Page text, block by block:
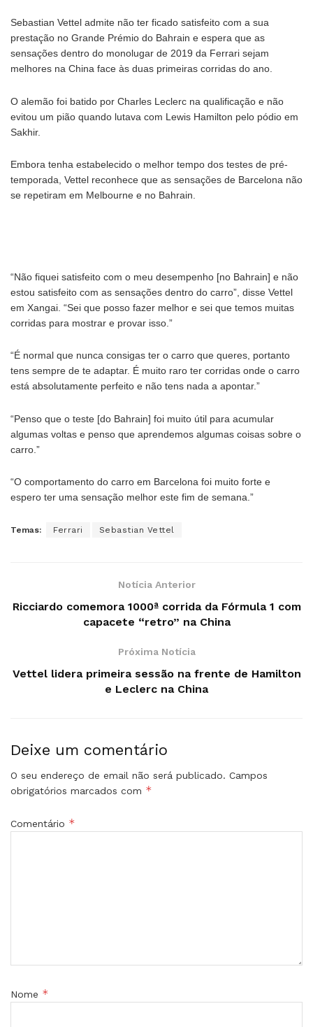
Sebastian Vettel admite não ter ficado satisfeito com a sua
prestação no Grande Prémio do Bahrain e espera que as
sensações dentro do monolugar de 2019 da Ferrari sejam
melhores na China face às duas primeiras corridas do ano.
O alemão foi batido por Charles Leclerc na qualificação e não
evitou um pião quando lutava com Lewis Hamilton pelo pódio em
Sakhir.
Embora tenha estabelecido o melhor tempo dos testes de pré-
temporada, Vettel reconhece que as sensações de Barcelona não
se repetiram em Melbourne e no Bahrain.
“Não fiquei satisfeito com o meu desempenho [no Bahrain] e não
estou satisfeito com as sensações dentro do carro”, disse Vettel
em Xangai. “Sei que posso fazer melhor e sei que temos muitas
corridas para mostrar e provar isso.”
“É normal que nunca consigas ter o carro que queres, portanto
tens sempre de te adaptar. É muito raro ter corridas onde o carro
está absolutamente perfeito e não tens nada a apontar.”
“Penso que o teste [do Bahrain] foi muito útil para acumular
algumas voltas e penso que aprendemos algumas coisas sobre o
carro.”
“O comportamento do carro em Barcelona foi muito forte e
espero ter uma sensação melhor este fim de semana.”
Temas: Ferrari Sebastian Vettel
Notícia Anterior
Ricciardo comemora 1000ª corrida da Fórmula 1 com
capacete “retro” na China
Próxima Notícia
Vettel lidera primeira sessão na frente de Hamilton
e Leclerc na China
Deixe um comentário
O seu endereço de email não será publicado. Campos
obrigatórios marcados com *
Comentário *
Nome *